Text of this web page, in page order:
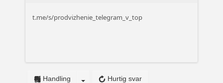
t.me/s/prodvizhenie_telegram_v_top
Hurtig svar
Handling